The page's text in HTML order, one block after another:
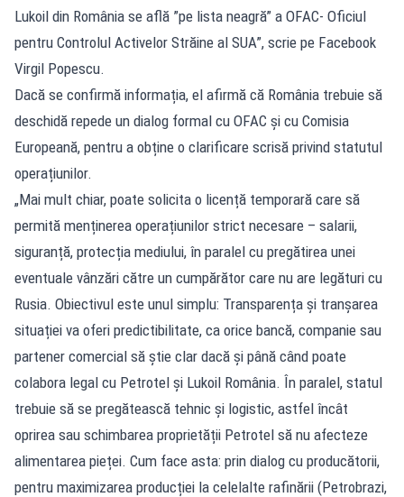
Lukoil din România se află ”pe lista neagră” a OFAC- Oficiul
pentru Controlul Activelor Străine al SUA”, scrie pe Facebook
Virgil Popescu.
Dacă se confirmă informația, el afirmă că România trebuie să
deschidă repede un dialog formal cu OFAC și cu Comisia
Europeană, pentru a obține o clarificare scrisă privind statutul
operațiunilor.
„Mai mult chiar, poate solicita o licență temporară care să
permită menținerea operațiunilor strict necesare – salarii,
siguranță, protecția mediului, în paralel cu pregătirea unei
eventuale vânzări către un cumpărător care nu are legături cu
Rusia. Obiectivul este unul simplu: Transparența și tranșarea
situației va oferi predictibilitate, ca orice bancă, companie sau
partener comercial să știe clar dacă și până când poate
colabora legal cu Petrotel și Lukoil România. În paralel, statul
trebuie să se pregătească tehnic și logistic, astfel încât
oprirea sau schimbarea proprietății Petrotel să nu afecteze
alimentarea pieței. Cum face asta: prin dialog cu producătorii,
pentru maximizarea producției la celelalte rafinării (Petrobrazi,